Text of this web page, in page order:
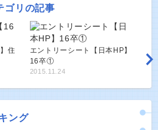
ゴリの記事
住
エントリーシート【日本HP】
16卒①
2015.11.24
ング